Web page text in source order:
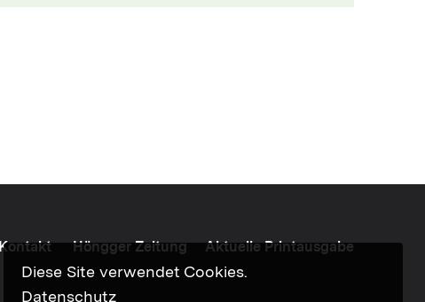
Kontakt Höngger Zeitung Aktuelle Printausgabe
Diese Site verwendet Cookies.
Datenschutz